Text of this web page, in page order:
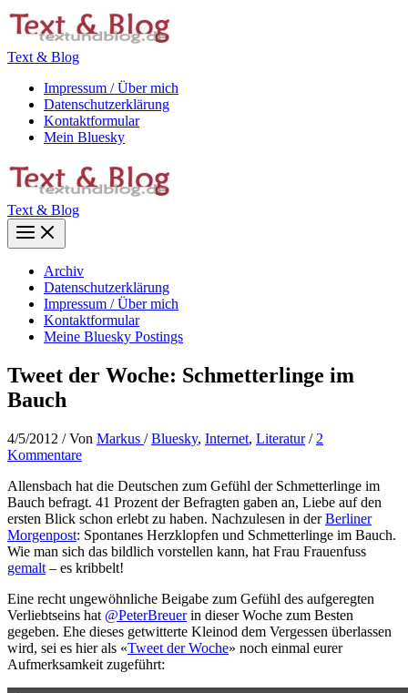
Zum
Inhalt
Text & Blog
Impressum / Über mich
Datenschutzerklärung
Kontaktformular
Mein Bluesky
Text & Blog
Main
Menu
Archiv
Datenschutzerklärung
Impressum / Über mich
Kontaktformular
Meine Bluesky Postings
Tweet der Woche: Schmetterlinge im
Bauch
4/5/2012 / Von Markus /Bluesky, Internet, Literatur/ 2
Kommentare
Allensbach hat die Deutschen zum Gefühl der Schmetterlinge im
Bauch befragt. 41 Prozent der Befragten gaben an, Liebe auf den
ersten Blick schon erlebt zu haben. Nachzulesen in derBerliner
Morgenpost: Spontanes Herzklopfen und Schmetterlinge im Bauch.
Wie man sich das bildlich vorstellen kann, hat Frau Frauenfuss
gemalt – es kribbelt!
Eine recht ungewöhnliche Beigabe zum Gefühl des aufgeregten
Verliebtseins hat @PeterBreuerin dieser Woche zum Besten
gegeben. Ehe dieses getwitterte Kleinod dem Vergessen überlassen
wird, sei es hier als «Tweet der Woche» noch einmal eurer
Aufmerksamkeit zugeführt: